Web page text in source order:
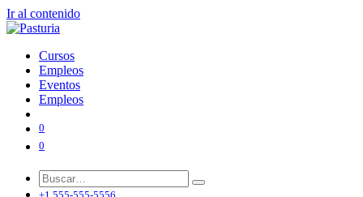
Ir al contenido
Cursos
Empleos
Eventos
Empleos
0
0